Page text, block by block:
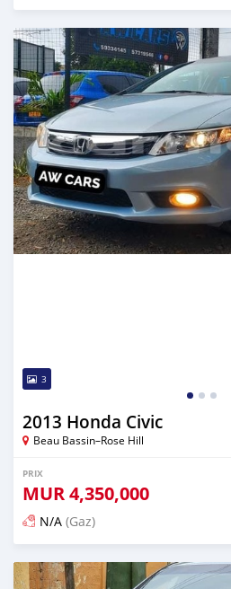
Publié il y a plus de 2 ans
3
2013 Honda Civic
Beau Bassin–Rose Hill
PRIX
MUR4,350,000
N/A (Gaz)
Publié il y a presque 3 ans